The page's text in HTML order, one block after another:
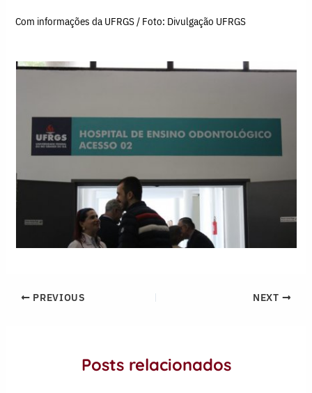
Com informações da UFRGS / Foto: Divulgação UFRGS
PREVIOUS NEXT
Posts relacionados